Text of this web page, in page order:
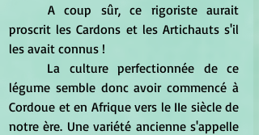
proscrit les Cardons et les Artichauts s'il
les avait connus !
légume semble donc avoir commencé à
Cordoue et en Afrique vers le IIe siècle de
notre ère. Une variété ancienne s'appelle